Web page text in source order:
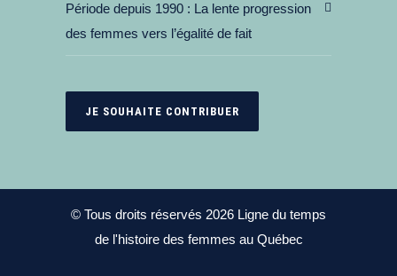
Période depuis 1990
La lente progression
des femmes vers l’égalité de fait
JE SOUHAITE CONTRIBUER
© Tous droits réservés 2026 Ligne du temps
de l'histoire des femmes au Québec